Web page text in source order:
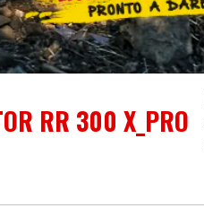
RR 300 X_PRO